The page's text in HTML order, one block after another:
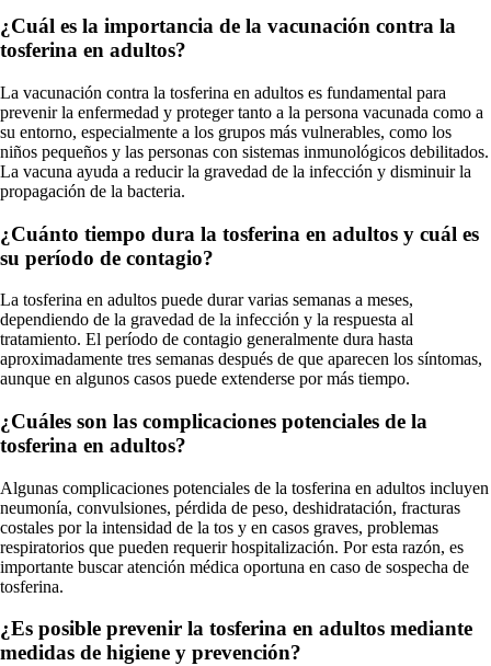
¿Cuál es la importancia de la vacunación contra la
tosferina en adultos?
La vacunación contra la tosferina en adultos es fundamental para
prevenir la enfermedad y proteger tanto a la persona vacunada como a
su entorno, especialmente a los grupos más vulnerables, como los
niños pequeños y las personas con sistemas inmunológicos debilitados.
La vacuna ayuda a reducir la gravedad de la infección y disminuir la
propagación de la bacteria.
¿Cuánto tiempo dura la tosferina en adultos y cuál es
su período de contagio?
La tosferina en adultos puede durar varias semanas a meses,
dependiendo de la gravedad de la infección y la respuesta al
tratamiento. El período de contagio generalmente dura hasta
aproximadamente tres semanas después de que aparecen los síntomas,
aunque en algunos casos puede extenderse por más tiempo.
¿Cuáles son las complicaciones potenciales de la
tosferina en adultos?
Algunas complicaciones potenciales de la tosferina en adultos incluyen
neumonía, convulsiones, pérdida de peso, deshidratación, fracturas
costales por la intensidad de la tos y en casos graves, problemas
respiratorios que pueden requerir hospitalización. Por esta razón, es
importante buscar atención médica oportuna en caso de sospecha de
tosferina.
¿Es posible prevenir la tosferina en adultos mediante
medidas de higiene y prevención?